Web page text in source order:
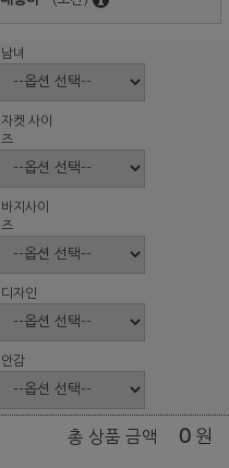
남녀
자켓 사이
즈
바지사이
즈
디자인
안감
총 상품 금액 0 원